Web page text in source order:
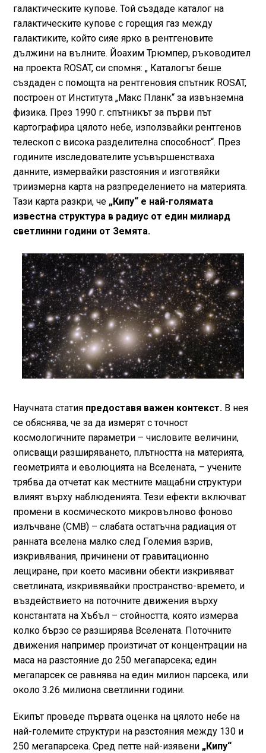
галактическите купове. Той създаде каталог на
галактическите купове с горещия газ между
галактиките, който сияе ярко в рентгеновите
дължини на вълните. Йоахим Трюмпер, ръководител
на проекта ROSAT, си спомня: „ Каталогът беше
създаден с помощта на рентгеновия спътник ROSAT,
построен от Института „Макс Планк“ за извънземна
физика. През 1990 г. спътникът за първи път
картографира цялото небе, използвайки рентгенов
телескоп с висока разделителна способност“. През
годините изследователите усъвършенстваха
данните, измервайки разстояния и изготвяйки
триизмерна карта на разпределението на материята.
Тази карта разкри, че„Кипу“ е най-голямата
известна структура в радиус от един милиард
светлинни години от Земята.
Научната статия предоставя важен контекст. В нея
се обяснява, че за да измерят с точност
космологичните параметри – числовите величини,
описващи разширяването, плътността на материята,
геометрията и еволюцията на Вселената, – учените
трябва да отчетат как местните мащабни структури
влияят върху наблюденията. Тези ефекти включват
промени в космическото микровълново фоново
излъчване (CMB) – слабата остатъчна радиация от
ранната вселена малко след Големия взрив,
изкривявания, причинени от гравитационно
лещиране, при което масивни обекти изкривяват
светлината, изкривявайки пространство-времето, и
въздействието на поточните движения върху
константата на Хъбъл – стойността, която измерва
колко бързо се разширява Вселената. Поточните
движения например произтичат от концентрации на
маса на разстояние до 250 мегапарсека; един
мегапарсек се равнява на един милион парсека, или
около 3.26 милиона светлинни години.
Екипът проведе първата оценка на цялото небе на
най-големите структури на разстояния между 130 и
250 мегапарсека. Сред петте най-изявени „Кипу“